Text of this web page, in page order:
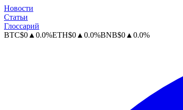
Новости
Статьи
Глоссарий
BTC$0 ▲ 0.0%ETH$0 ▲ 0.0%BNB$0 ▲ 0.0%